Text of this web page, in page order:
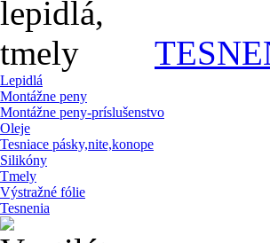
Lepidlá
Montážne peny
Montážne peny-príslušenstvo
Oleje
Tesniace pásky,nite,konope
Silikóny
Tmely
Výstražné fólie
Tesnenia